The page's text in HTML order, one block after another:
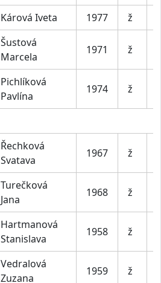
Kárová Iveta 1977 ž
Šustová
Marcela
1971 ž
Pichlíková
Pavlína
1974 ž
Řechková
Svatava
1967 ž
Turečková
Jana
1968 ž
Hartmanová
Stanislava
1958 ž
Vedralová
Zuzana
1959 ž